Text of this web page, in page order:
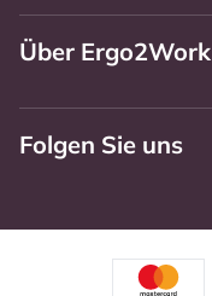
Über Ergo2Work
Folgen Sie uns